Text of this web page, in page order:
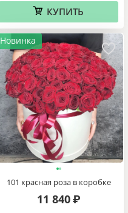
КУПИТЬ
Новинка
101 красная роза в коробке
11 840 ₽